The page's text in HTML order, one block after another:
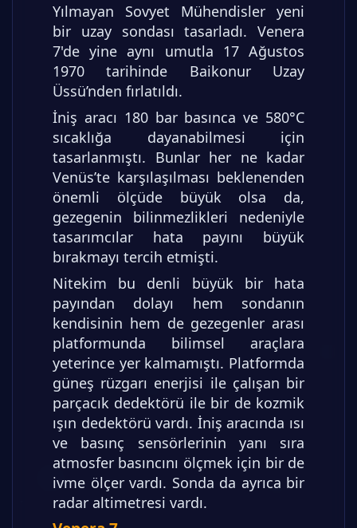
Yılmayan Sovyet Mühendisler yeni
bir uzay sondası tasarladı. Venera
7'de yine aynı umutla 17 Ağustos
1970 tarihinde Baikonur Uzay
Üssü’nden fırlatıldı.
İniş aracı 180 bar basınca ve 580°C
sıcaklığa dayanabilmesi için
tasarlanmıştı. Bunlar her ne kadar
Venüs’te karşılaşılması beklenenden
önemli ölçüde büyük olsa da,
gezegenin bilinmezlikleri nedeniyle
tasarımcılar hata payını büyük
bırakmayı tercih etmişti.
Nitekim bu denli büyük bir hata
payından dolayı hem sondanın
kendisinin hem de gezegenler arası
platformunda bilimsel araçlara
yeterince yer kalmamıştı. Platformda
güneş rüzgarı enerjisi ile çalışan bir
parçacık dedektörü ile bir de kozmik
ışın dedektörü vardı. İniş aracında ısı
ve basınç sensörlerinin yanı sıra
atmosfer basıncını ölçmek için bir de
ivme ölçer vardı. Sonda da ayrıca bir
radar altimetresi vardı.